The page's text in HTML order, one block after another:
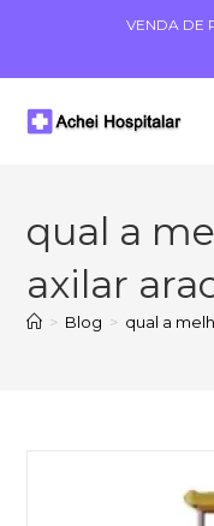
VENDA DE
qual a
axilar
> Blog > qual a